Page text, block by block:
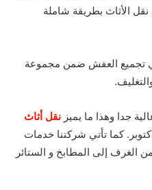
الأثاث بطريقة شاملة
تجميع العفش ضمن مجموعة
جدا وهذا ما يميز نقل أثاث
كما تأتي شركتنا خدمات
الغرف إلى المطابخ و الستائر